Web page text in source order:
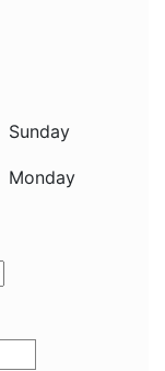
Sunday
Monday